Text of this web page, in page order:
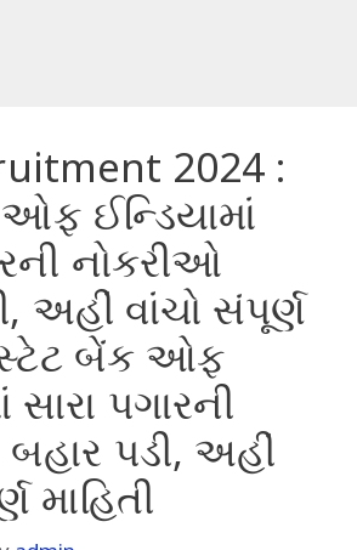
2024 :
ઈન્ડિયામાં
નોકરીઓ
અહીં વાંચો સંપૂર્ણ
સ્ટેટ બેંક ઓફ
સારા પગારની
પડી, અહીં
માહિતી